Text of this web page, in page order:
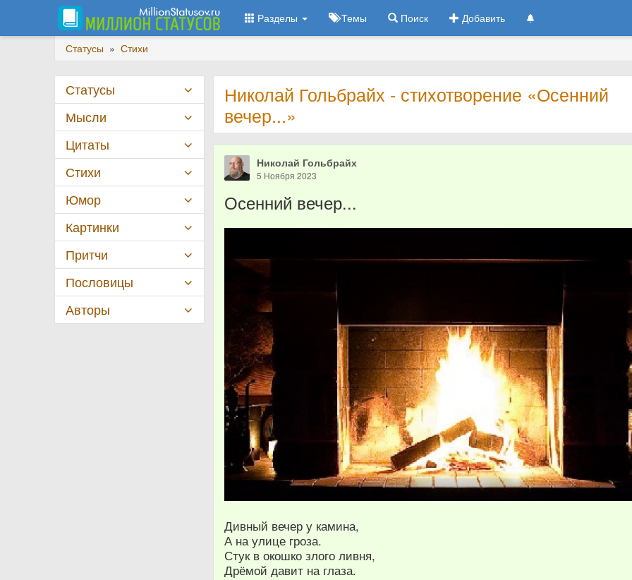
Разделы Темы Поиск Добавить
Статусы » Стихи
Николай Гольбрайх - стихотворение «Осенний
вечер...»
Николай Гольбрайх
5 Ноября 2023
Осенний вечер...
Дивный вечер у камина,
А на улице гроза.
Стук в окошко злого ливня,
Дрёмой давит на глаза.
Статусы
Мысли
Цитаты
Стихи
Юмор
Картинки
Притчи
Пословицы
Авторы